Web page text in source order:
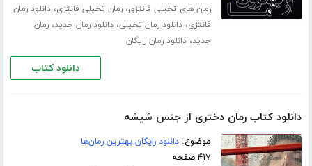
رمان های تخیلی فانتزی،رمان تخیلی فانتزی،دانلود رمان
فانتزی،دانلود رمان تخیلی،دانلود رمان جدید،رمان
جدید،دانلود رمان رایگان
دانلود کتاب
دانلود کتاب رمان دختری از جنس شیشه
موضوع:دانلود رایگان بهترین رمان‌ها
۴۱۷ صفحه